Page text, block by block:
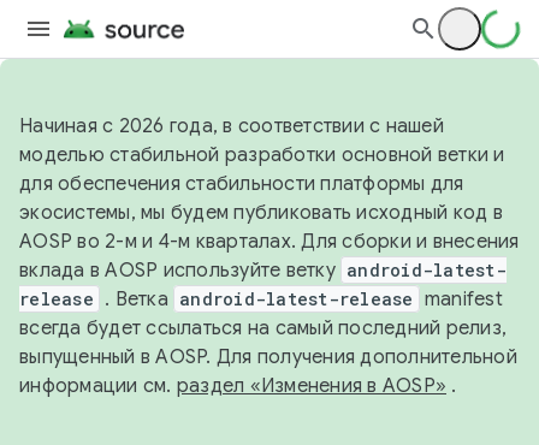
Начиная с 2026 года, в соответствии с нашей
моделью стабильной разработки основной ветки и
для обеспечения стабильности платформы для
экосистемы, мы будем публиковать исходный код в
AOSP во 2-м и 4-м кварталах. Для сборки и внесения
вклада в AOSP используйте ветку android-latest-
release . Ветка android-latest-release manifest
всегда будет ссылаться на самый последний релиз,
выпущенный в AOSP. Для получения дополнительной
информации см. раздел «Изменения в AOSP» .